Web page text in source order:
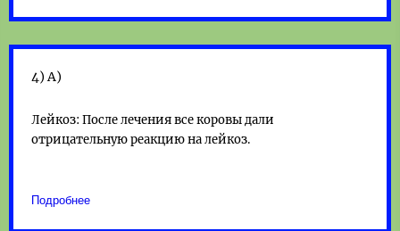
4) А)
Лейкоз: После лечения все коровы дали
отрицательную реакцию на лейкоз.
Подробнее